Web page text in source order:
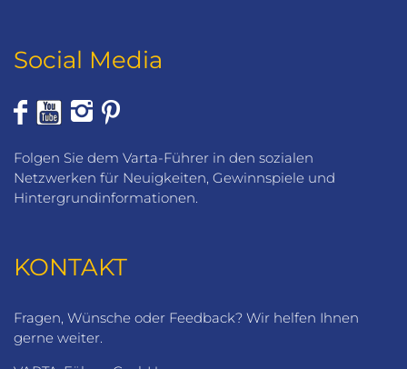
Social Media
Folgen Sie dem Varta-Führer in den sozialen
Netzwerken für Neuigkeiten, Gewinnspiele und
Hintergrundinformationen.
KONTAKT
Fragen, Wünsche oder Feedback? Wir helfen Ihnen
gerne weiter.